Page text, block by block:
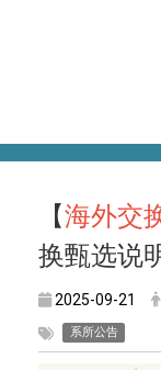
【海外交
换甄选说
2025-09-21
系所公告